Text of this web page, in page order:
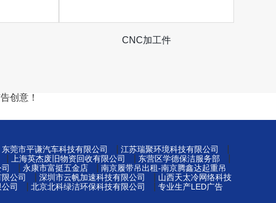
CNC加工件
创意！
东莞市平谦汽车科技有限公司 江苏瑞聚环境科技有限公司
上海英杰废旧物资回收有限公司 东营区学德保洁服务部
永康市富挺五金店
南京履带吊出租-南京腾鑫达起重吊
公司 深圳市云帆加速科技有限公司
山西天太冷网络科技
司 北京北科绿洁环保科技有限公司
专业生产LED广告